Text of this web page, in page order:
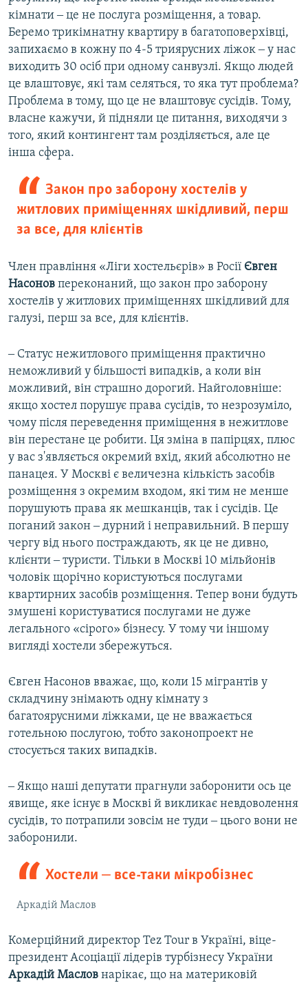
кімнати ‒ це не послуга розміщення, а товар.
Беремо трикімнатну квартиру в багатоповерхівці,
запихаємо в кожну по 4-5 триярусних ліжок ‒ у нас
виходить 30 осіб при одному санвузлі. Якщо людей
це влаштовує, які там селяться, то яка тут проблема?
Проблема в тому, що це не влаштовує сусідів. Тому,
власне кажучи, й підняли це питання, виходячи з
того, який контингент там розділяється, але це
інша сфера.
Закон про заборону хостелів у
житлових приміщеннях шкідливий, перш
за все, для клієнтів
Член правління «Ліги хостельєрів» в Росії Євген
Насонов переконаний, що закон про заборону
хостелів у житлових приміщеннях шкідливий для
галузі, перш за все, для клієнтів.
‒ Статус нежитлового приміщення практично
неможливий у більшості випадків, а коли він
можливий, він страшно дорогий. Найголовніше:
якщо хостел порушує права сусідів, то незрозуміло,
чому після переведення приміщення в нежитлове
він перестане це робити. Ця зміна в папірцях, плюс
у вас з'являється окремий вхід, який абсолютно не
панацея. У Москві є величезна кількість засобів
розміщення з окремим входом, які тим не менше
порушують права як мешканців, так і сусідів. Це
поганий закон ‒ дурний і неправильний. В першу
чергу від нього постраждають, як це не дивно,
клієнти ‒ туристи. Тільки в Москві 10 мільйонів
чоловік щорічно користуються послугами
квартирних засобів розміщення. Тепер вони будуть
змушені користуватися послугами не дуже
легального «сірого» бізнесу. У тому чи іншому
вигляді хостели збережуться.
Євген Насонов вважає, що, коли 15 мігрантів у
складчину знімають одну кімнату з
багатоярусними ліжками, це не вважається
готельною послугою, тобто законопроект не
стосується таких випадків.
‒ Якщо наші депутати прагнули заборонити ось це
явище, яке існує в Москві й викликає невдоволення
сусідів, то потрапили зовсім не туди ‒ цього вони не
заборонили.
Хостели ‒ все-таки мікробізнес
Аркадій Маслов
Комерційний директор Tez Tour в Україні, віце-
президент Асоціації лідерів турбізнесу України
Аркадій Маслов нарікає, що на материковій